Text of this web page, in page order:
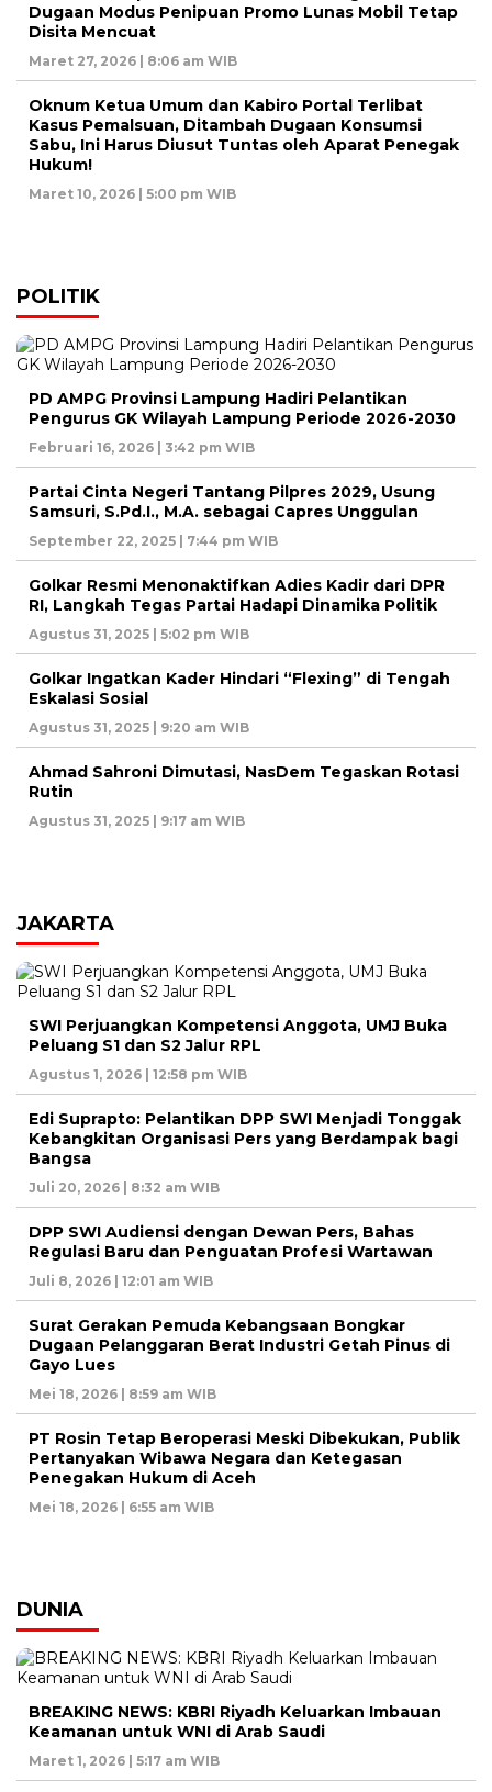
Dugaan Modus Penipuan Promo Lunas Mobil Tetap
Disita Mencuat
Maret 27, 2026 | 8:06 am WIB
Oknum Ketua Umum dan Kabiro Portal Terlibat
Kasus Pemalsuan, Ditambah Dugaan Konsumsi
Sabu, Ini Harus Diusut Tuntas oleh Aparat Penegak
Hukum!
Maret 10, 2026 | 5:00 pm WIB
POLITIK
PD AMPG Provinsi Lampung Hadiri Pelantikan
Pengurus GK Wilayah Lampung Periode 2026-2030
Februari 16, 2026 | 3:42 pm WIB
Partai Cinta Negeri Tantang Pilpres 2029, Usung
Samsuri, S.Pd.I., M.A. sebagai Capres Unggulan
September 22, 2025 | 7:44 pm WIB
Golkar Resmi Menonaktifkan Adies Kadir dari DPR
RI, Langkah Tegas Partai Hadapi Dinamika Politik
Agustus 31, 2025 | 5:02 pm WIB
Golkar Ingatkan Kader Hindari “Flexing” di Tengah
Eskalasi Sosial
Agustus 31, 2025 | 9:20 am WIB
Ahmad Sahroni Dimutasi, NasDem Tegaskan Rotasi
Rutin
Agustus 31, 2025 | 9:17 am WIB
JAKARTA
SWI Perjuangkan Kompetensi Anggota, UMJ Buka
Peluang S1 dan S2 Jalur RPL
Agustus 1, 2026 | 12:58 pm WIB
Edi Suprapto: Pelantikan DPP SWI Menjadi Tonggak
Kebangkitan Organisasi Pers yang Berdampak bagi
Bangsa
Juli 20, 2026 | 8:32 am WIB
DPP SWI Audiensi dengan Dewan Pers, Bahas
Regulasi Baru dan Penguatan Profesi Wartawan
Juli 8, 2026 | 12:01 am WIB
Surat Gerakan Pemuda Kebangsaan Bongkar
Dugaan Pelanggaran Berat Industri Getah Pinus di
Gayo Lues
Mei 18, 2026 | 8:59 am WIB
PT Rosin Tetap Beroperasi Meski Dibekukan, Publik
Pertanyakan Wibawa Negara dan Ketegasan
Penegakan Hukum di Aceh
Mei 18, 2026 | 6:55 am WIB
DUNIA
BREAKING NEWS: KBRI Riyadh Keluarkan Imbauan
Keamanan untuk WNI di Arab Saudi
Maret 1, 2026 | 5:17 am WIB